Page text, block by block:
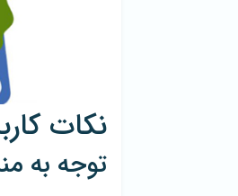
نکات
توجه به